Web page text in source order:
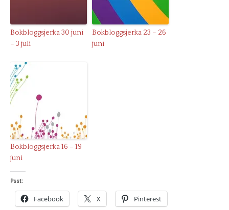
Bokbloggsjerka 30 juni
– 3 juli
Bokbloggsjerka 23 – 26
juni
Bokbloggsjerka 16 – 19
juni
Psst:
Facebook X Pinterest